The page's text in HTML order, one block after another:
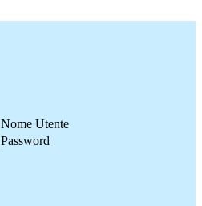
Nome Utente
Password